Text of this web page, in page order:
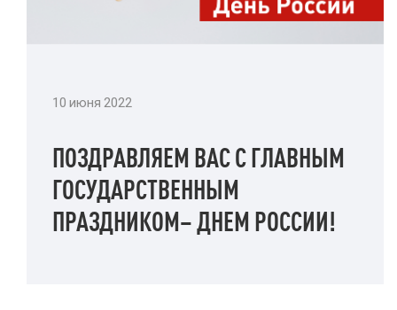
10 июня 2022
ПОЗДРАВЛЯЕМ ВАС С ГЛАВНЫМ
ГОСУДАРСТВЕННЫМ
ПРАЗДНИКОМ– ДНЕМ РОССИИ!